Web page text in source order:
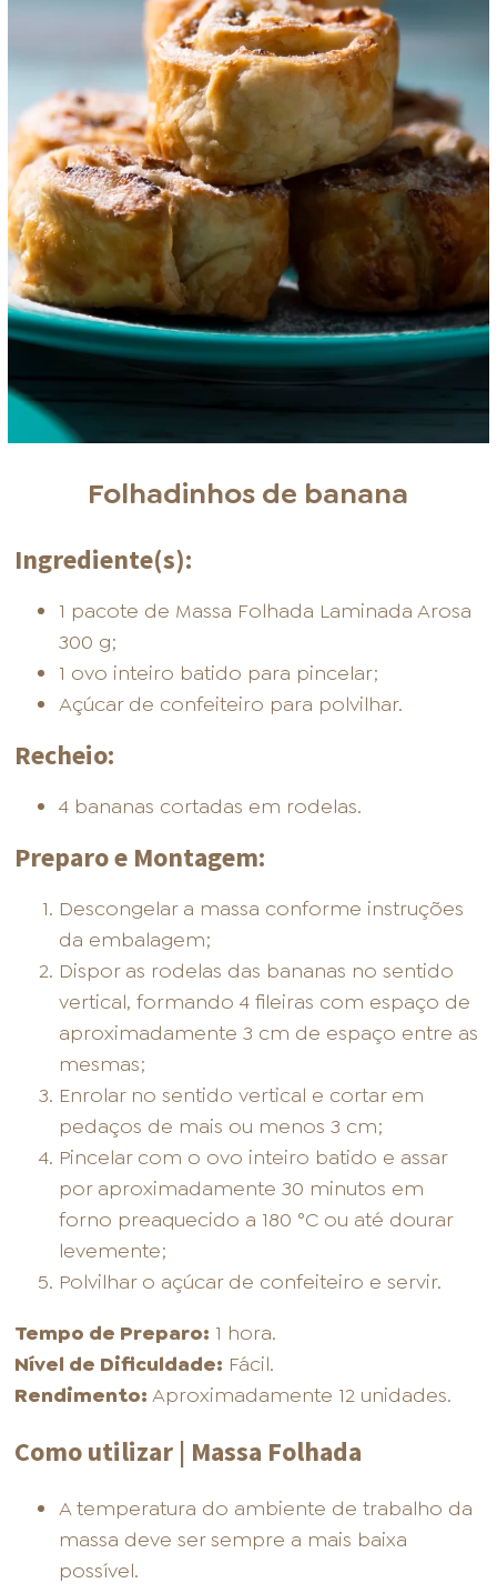
Folhadinhos de banana
Ingrediente(s):
1 pacote de Massa Folhada Laminada Arosa
300 g;
1 ovo inteiro batido para pincelar;
Açúcar de confeiteiro para polvilhar.
Recheio:
4 bananas cortadas em rodelas.
Preparo e Montagem:
Descongelar a massa conforme instruções
da embalagem;
Dispor as rodelas das bananas no sentido
vertical, formando 4 fileiras com espaço de
aproximadamente 3 cm de espaço entre as
mesmas;
Enrolar no sentido vertical e cortar em
pedaços de mais ou menos 3 cm;
Pincelar com o ovo inteiro batido e assar
por aproximadamente 30 minutos em
forno preaquecido a 180 °C ou até dourar
levemente;
Polvilhar o açúcar de confeiteiro e servir.
Tempo de Preparo: 1 hora.
Nível de Dificuldade: Fácil.
Rendimento: Aproximadamente 12 unidades.
Como utilizar | Massa Folhada
A temperatura do ambiente de trabalho da
massa deve ser sempre a mais baixa
possível.